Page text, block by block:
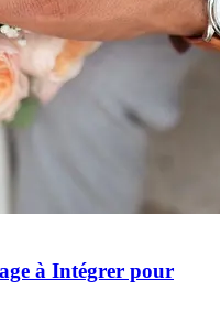
à Intégrer pour